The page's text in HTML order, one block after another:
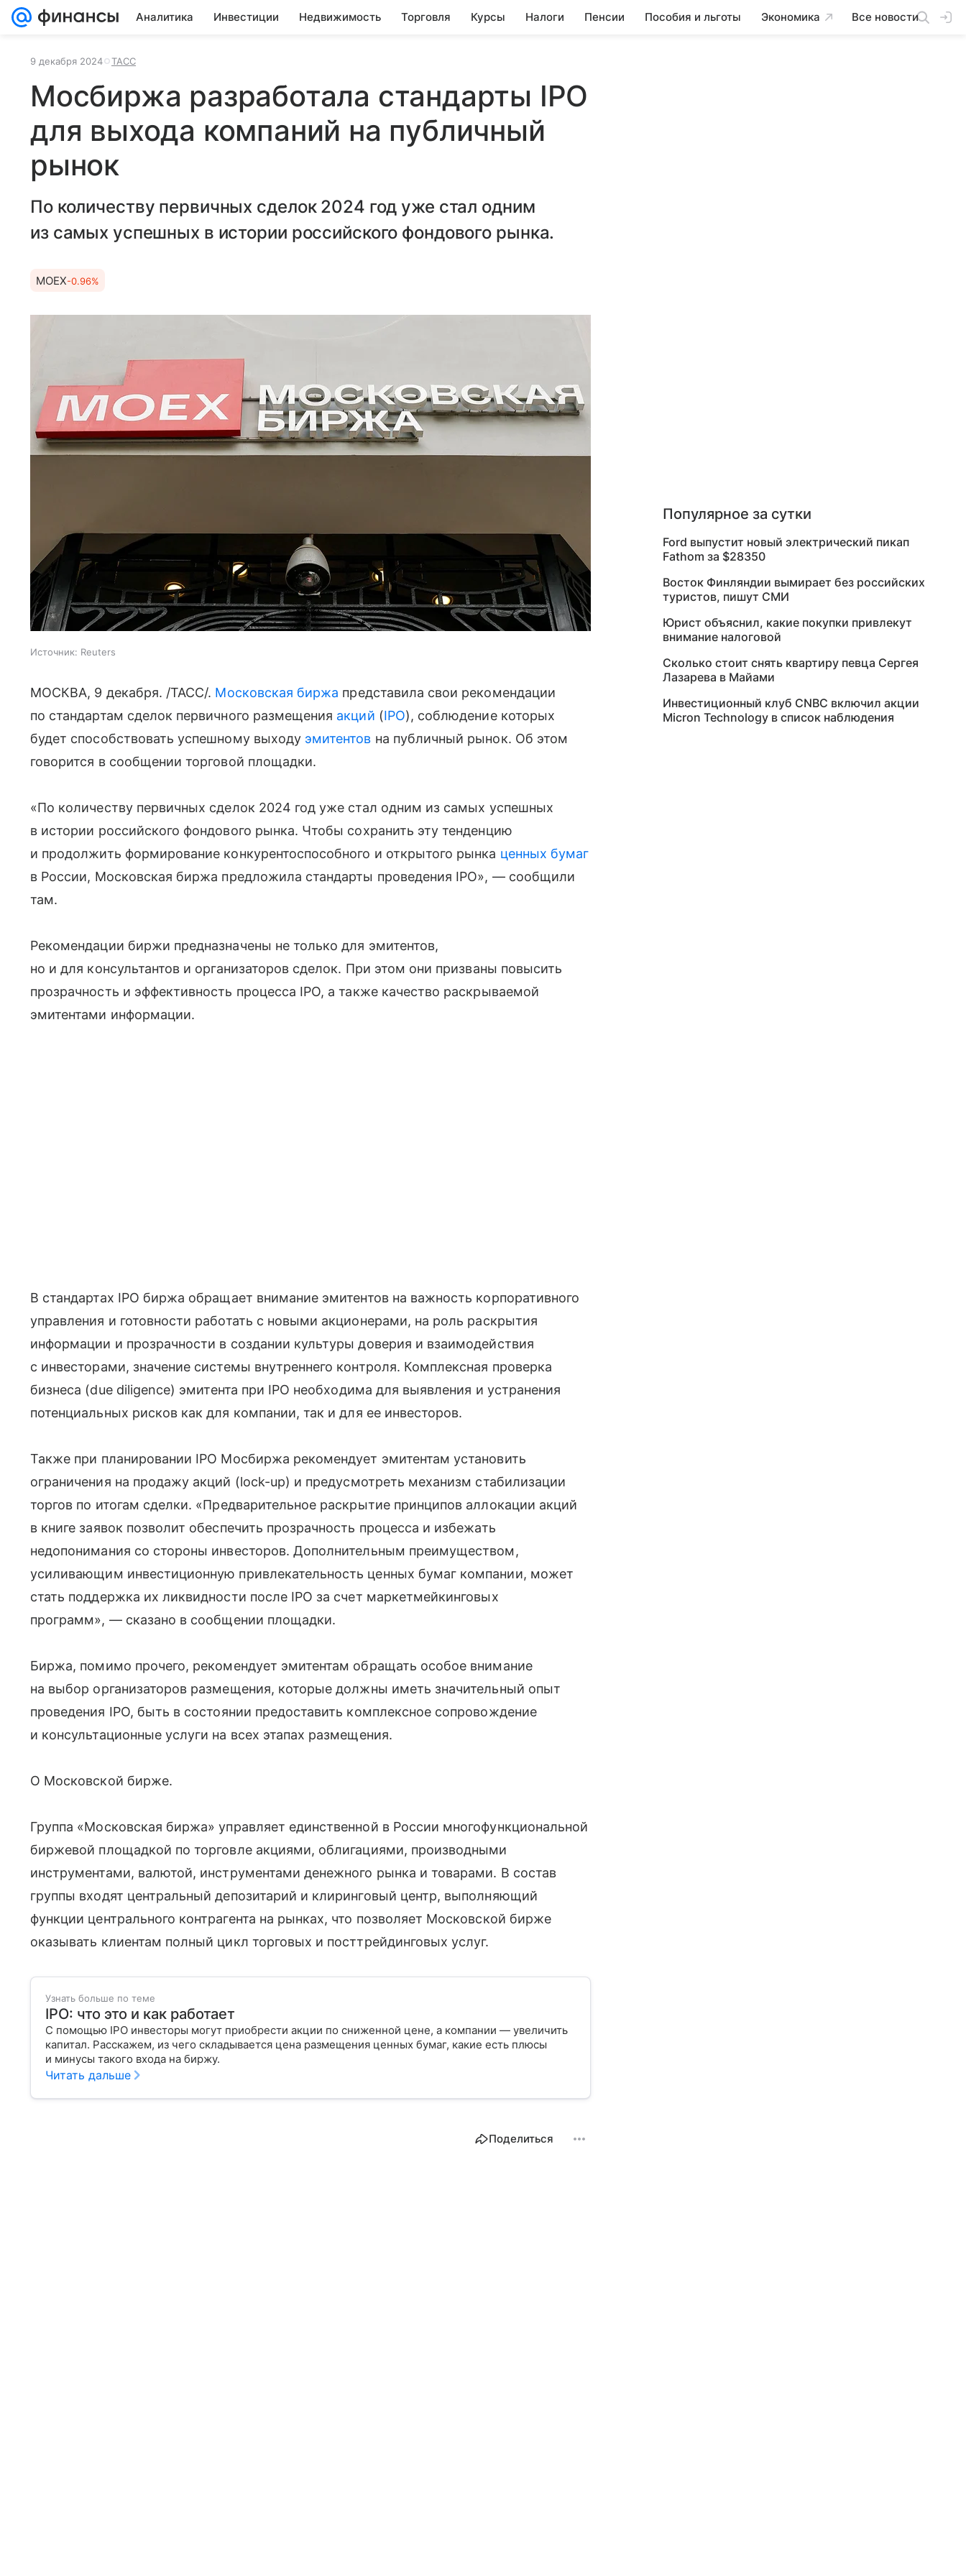
Аналитика Инвестиции Недвижимость Торговля Курсы Налоги Пенсии Пособия и льготы Экономика Все новости
9 декабря 2024 ТАСС
Мосбиржа разработала стандарты IPO
для выхода компаний на публичный
рынок
По количеству первичных сделок 2024 год уже стал одним
из самых успешных в истории российского фондового рынка.
MOEX-0.96%
Источник: Reuters
МОСКВА, 9 декабря. /ТАСС/. Московская биржа представила свои рекомендации
по стандартам сделок первичного размещения акций (IPO), соблюдение которых
будет способствовать успешному выходу эмитентов на публичный рынок. Об этом
говорится в сообщении торговой площадки.
«По количеству первичных сделок 2024 год уже стал одним из самых успешных
в истории российского фондового рынка. Чтобы сохранить эту тенденцию
и продолжить формирование конкурентоспособного и открытого рынка ценных бумаг
в России, Московская биржа предложила стандарты проведения IPO», — сообщили
там.
Рекомендации биржи предназначены не только для эмитентов,
но и для консультантов и организаторов сделок. При этом они призваны повысить
прозрачность и эффективность процесса IPO, а также качество раскрываемой
эмитентами информации.
В стандартах IPO биржа обращает внимание эмитентов на важность корпоративного
управления и готовности работать с новыми акционерами, на роль раскрытия
информации и прозрачности в создании культуры доверия и взаимодействия
с инвесторами, значение системы внутреннего контроля. Комплексная проверка
бизнеса (due diligence) эмитента при IPO необходима для выявления и устранения
потенциальных рисков как для компании, так и для ее инвесторов.
Также при планировании IPO Мосбиржа рекомендует эмитентам установить
ограничения на продажу акций (lock-up) и предусмотреть механизм стабилизации
торгов по итогам сделки. «Предварительное раскрытие принципов аллокации акций
в книге заявок позволит обеспечить прозрачность процесса и избежать
недопонимания со стороны инвесторов. Дополнительным преимуществом,
усиливающим инвестиционную привлекательность ценных бумаг компании, может
стать поддержка их ликвидности после IPO за счет маркетмейкинговых
программ», — сказано в сообщении площадки.
Биржа, помимо прочего, рекомендует эмитентам обращать особое внимание
на выбор организаторов размещения, которые должны иметь значительный опыт
проведения IPO, быть в состоянии предоставить комплексное сопровождение
и консультационные услуги на всех этапах размещения.
О Московской бирже.
Группа «Московская биржа» управляет единственной в России многофункциональной
биржевой площадкой по торговле акциями, облигациями, производными
инструментами, валютой, инструментами денежного рынка и товарами. В состав
группы входят центральный депозитарий и клиринговый центр, выполняющий
функции центрального контрагента на рынках, что позволяет Московской бирже
оказывать клиентам полный цикл торговых и посттрейдинговых услуг.
Узнать больше по теме
IPO: что это и как работает
С помощью IPO инвесторы могут приобрести акции по сниженной цене, а компании — увеличить
капитал. Расскажем, из чего складывается цена размещения ценных бумаг, какие есть плюсы
и минусы такого входа на биржу.
Читать дальше
Поделиться
Популярное за сутки
Ford выпустит новый электрический пикап
Fathom за $28350
Восток Финляндии вымирает без российских
туристов, пишут СМИ
Юрист объяснил, какие покупки привлекут
внимание налоговой
Сколько стоит снять квартиру певца Сергея
Лазарева в Майами
Инвестиционный клуб CNBC включил акции
Micron Technology в список наблюдения